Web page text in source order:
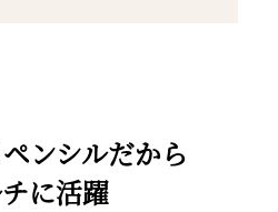
ンシルだから
に活躍